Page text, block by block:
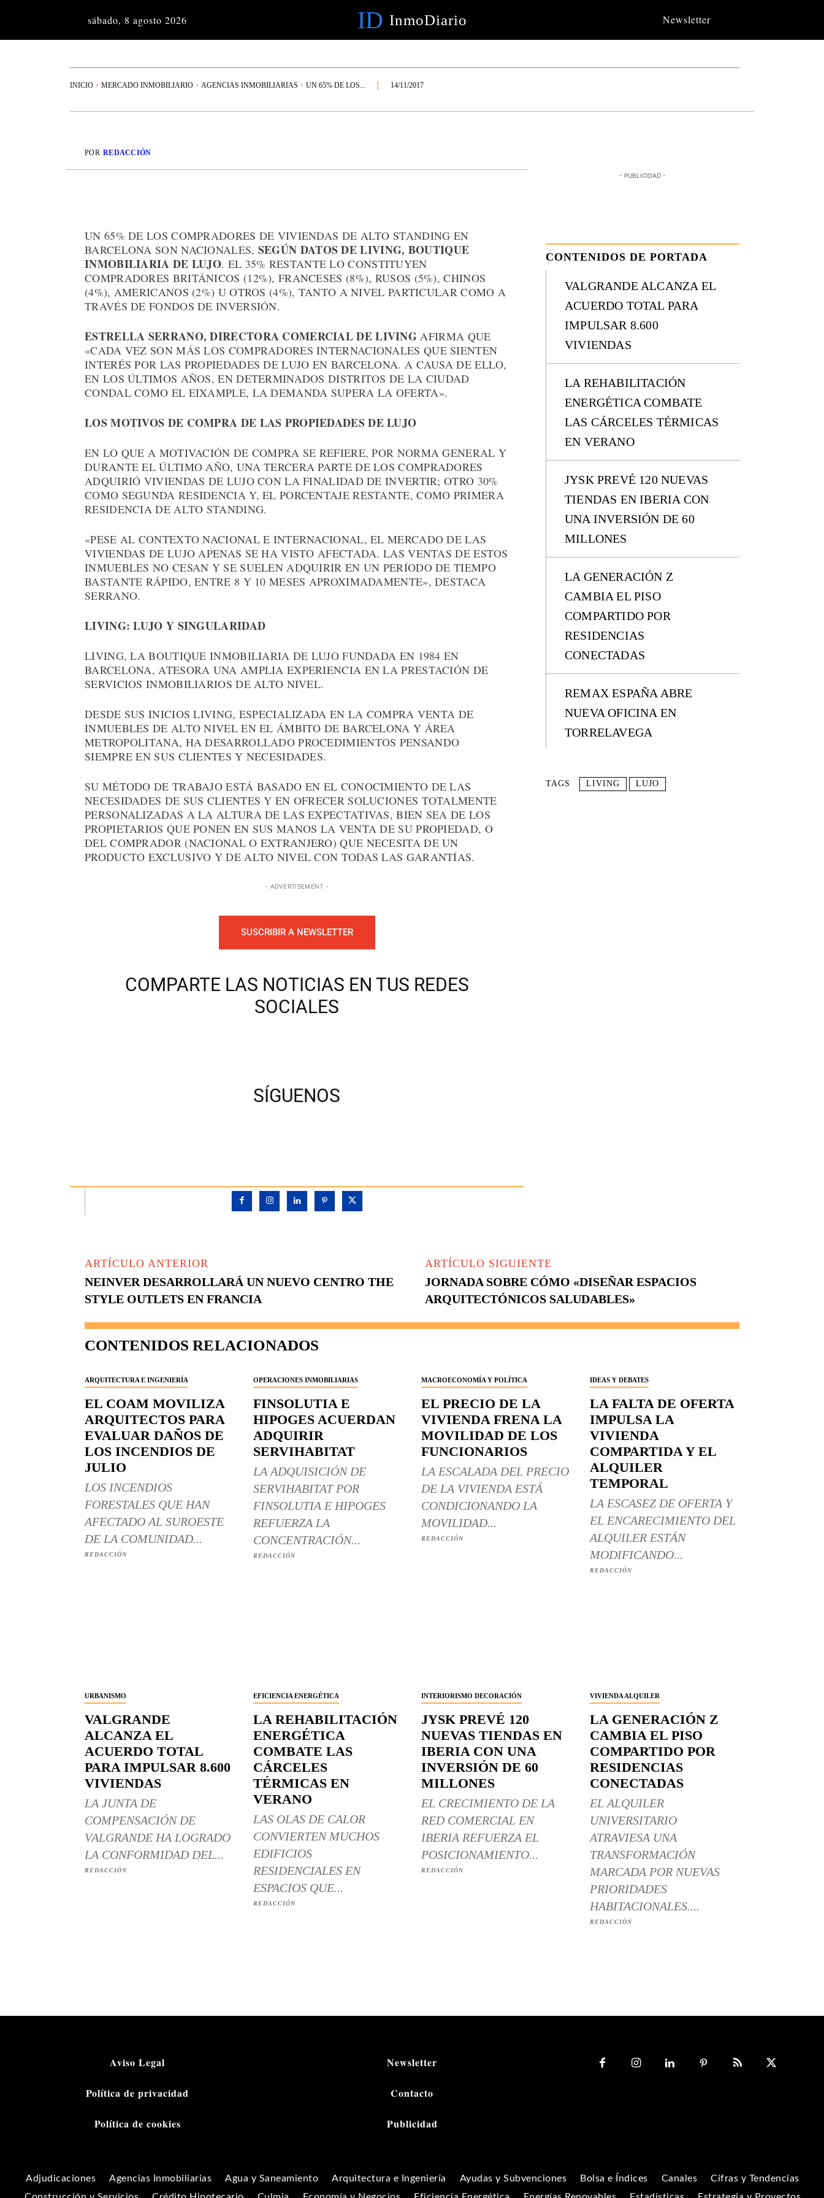
sábado, 8 agosto 2026 ID InmoDiario Newsletter
INICIO MERCADO INMOBILIARIO AGENCIAS INMOBILIARIAS UN 65% DE LOS... 14/11/2017
POR REDACCIÓN
UN 65% DE LOS COMPRADORES DE VIVIENDAS DE ALTO STANDING EN
BARCELONA SON NACIONALES, SEGÚN DATOS DE LIVING, BOUTIQUE
INMOBILIARIA DE LUJO. EL 35% RESTANTE LO CONSTITUYEN
COMPRADORES BRITÁNICOS (12%), FRANCESES (8%), RUSOS (5%), CHINOS
(4%), AMERICANOS (2%) U OTROS (4%), TANTO A NIVEL PARTICULAR COMO A
TRAVÉS DE FONDOS DE INVERSIÓN.
ESTRELLA SERRANO, DIRECTORA COMERCIAL DE LIVING AFIRMA QUE
«CADA VEZ SON MÁS LOS COMPRADORES INTERNACIONALES QUE SIENTEN
INTERÉS POR LAS PROPIEDADES DE LUJO EN BARCELONA. A CAUSA DE ELLO,
EN LOS ÚLTIMOS AÑOS, EN DETERMINADOS DISTRITOS DE LA CIUDAD
CONDAL COMO EL EIXAMPLE, LA DEMANDA SUPERA LA OFERTA».
LOS MOTIVOS DE COMPRA DE LAS PROPIEDADES DE LUJO
EN LO QUE A MOTIVACIÓN DE COMPRA SE REFIERE, POR NORMA GENERAL Y
DURANTE EL ÚLTIMO AÑO, UNA TERCERA PARTE DE LOS COMPRADORES
ADQUIRIÓ VIVIENDAS DE LUJO CON LA FINALIDAD DE INVERTIR; OTRO 30%
COMO SEGUNDA RESIDENCIA Y, EL PORCENTAJE RESTANTE, COMO PRIMERA
RESIDENCIA DE ALTO STANDING.
«PESE AL CONTEXTO NACIONAL E INTERNACIONAL, EL MERCADO DE LAS
VIVIENDAS DE LUJO APENAS SE HA VISTO AFECTADA. LAS VENTAS DE ESTOS
INMUEBLES NO CESAN Y SE SUELEN ADQUIRIR EN UN PERÍODO DE TIEMPO
BASTANTE RÁPIDO, ENTRE 8 Y 10 MESES APROXIMADAMENTE», DESTACA
SERRANO.
LIVING: LUJO Y SINGULARIDAD
LIVING, LA BOUTIQUE INMOBILIARIA DE LUJO FUNDADA EN 1984 EN
BARCELONA, ATESORA UNA AMPLIA EXPERIENCIA EN LA PRESTACIÓN DE
SERVICIOS INMOBILIARIOS DE ALTO NIVEL.
DESDE SUS INICIOS LIVING, ESPECIALIZADA EN LA COMPRA VENTA DE
INMUEBLES DE ALTO NIVEL EN EL ÁMBITO DE BARCELONA Y ÁREA
METROPOLITANA, HA DESARROLLADO PROCEDIMIENTOS PENSANDO
SIEMPRE EN SUS CLIENTES Y NECESIDADES.
SU MÉTODO DE TRABAJO ESTÁ BASADO EN EL CONOCIMIENTO DE LAS
NECESIDADES DE SUS CLIENTES Y EN OFRECER SOLUCIONES TOTALMENTE
PERSONALIZADAS A LA ALTURA DE LAS EXPECTATIVAS, BIEN SEA DE LOS
PROPIETARIOS QUE PONEN EN SUS MANOS LA VENTA DE SU PROPIEDAD, O
DEL COMPRADOR (NACIONAL O EXTRANJERO) QUE NECESITA DE UN
PRODUCTO EXCLUSIVO Y DE ALTO NIVEL CON TODAS LAS GARANTÍAS.
- ADVERTISEMENT -
SUSCRIBIR A NEWSLETTER
COMPARTE LAS NOTICIAS EN TUS REDES
SOCIALES
SÍGUENOS
- PUBLICIDAD -
CONTENIDOS DE PORTADA
VALGRANDE ALCANZA EL
ACUERDO TOTAL PARA
IMPULSAR 8.600
VIVIENDAS
LA REHABILITACIÓN
ENERGÉTICA COMBATE
LAS CÁRCELES TÉRMICAS
EN VERANO
JYSK PREVÉ 120 NUEVAS
TIENDAS EN IBERIA CON
UNA INVERSIÓN DE 60
MILLONES
LA GENERACIÓN Z
CAMBIA EL PISO
COMPARTIDO POR
RESIDENCIAS
CONECTADAS
REMAX ESPAÑA ABRE
NUEVA OFICINA EN
TORRELAVEGA
TAGS LIVING LUJO
ARTÍCULO ANTERIOR
NEINVER DESARROLLARÁ UN NUEVO CENTRO THE
STYLE OUTLETS EN FRANCIA
ARTÍCULO SIGUIENTE
JORNADA SOBRE CÓMO «DISEÑAR ESPACIOS
ARQUITECTÓNICOS SALUDABLES»
CONTENIDOS RELACIONADOS
ARQUITECTURA E INGENIERÍA
EL COAM MOVILIZA
ARQUITECTOS PARA
EVALUAR DAÑOS DE
LOS INCENDIOS DE
JULIO
LOS INCENDIOS
FORESTALES QUE HAN
AFECTADO AL SUROESTE
DE LA COMUNIDAD...
REDACCIÓN
OPERACIONES INMOBILIARIAS
FINSOLUTIA E
HIPOGES ACUERDAN
ADQUIRIR
SERVIHABITAT
LA ADQUISICIÓN DE
SERVIHABITAT POR
FINSOLUTIA E HIPOGES
REFUERZA LA
CONCENTRACIÓN...
REDACCIÓN
MACROECONOMÍA Y POLÍTICA
EL PRECIO DE LA
VIVIENDA FRENA LA
MOVILIDAD DE LOS
FUNCIONARIOS
LA ESCALADA DEL PRECIO
DE LA VIVIENDA ESTÁ
CONDICIONANDO LA
MOVILIDAD...
REDACCIÓN
IDEAS Y DEBATES
LA FALTA DE OFERTA
IMPULSA LA
VIVIENDA
COMPARTIDA Y EL
ALQUILER
TEMPORAL
LA ESCASEZ DE OFERTA Y
EL ENCARECIMIENTO DEL
ALQUILER ESTÁN
MODIFICANDO...
REDACCIÓN
URBANISMO
VALGRANDE
ALCANZA EL
ACUERDO TOTAL
PARA IMPULSAR 8.600
VIVIENDAS
LA JUNTA DE
COMPENSACIÓN DE
VALGRANDE HA LOGRADO
LA CONFORMIDAD DEL...
REDACCIÓN
EFICIENCIA ENERGÉTICA
LA REHABILITACIÓN
ENERGÉTICA
COMBATE LAS
CÁRCELES
TÉRMICAS EN
VERANO
LAS OLAS DE CALOR
CONVIERTEN MUCHOS
EDIFICIOS
RESIDENCIALES EN
ESPACIOS QUE...
REDACCIÓN
INTERIORISMO DECORACIÓN
JYSK PREVÉ 120
NUEVAS TIENDAS EN
IBERIA CON UNA
INVERSIÓN DE 60
MILLONES
EL CRECIMIENTO DE LA
RED COMERCIAL EN
IBERIA REFUERZA EL
POSICIONAMIENTO...
REDACCIÓN
VIVIENDA ALQUILER
LA GENERACIÓN Z
CAMBIA EL PISO
COMPARTIDO POR
RESIDENCIAS
CONECTADAS
EL ALQUILER
UNIVERSITARIO
ATRAVIESA UNA
TRANSFORMACIÓN
MARCADA POR NUEVAS
PRIORIDADES
HABITACIONALES....
REDACCIÓN
Aviso Legal
Política de privacidad
Política de cookies
Newsletter
Contacto
Publicidad
Adjudicaciones Agencias Inmobiliarias Agua y Saneamiento Arquitectura e Ingeniería Ayudas y Subvenciones Bolsa e Índices Canales
Cifras y Tendencias